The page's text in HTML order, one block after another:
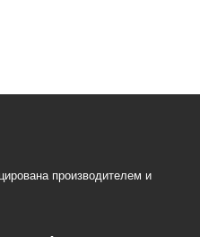
производителем и